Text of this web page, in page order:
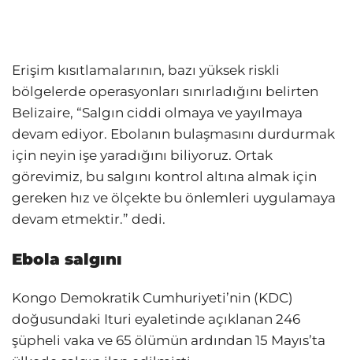
Erişim kısıtlamalarının, bazı yüksek riskli
bölgelerde operasyonları sınırladığını belirten
Belizaire, “Salgın ciddi olmaya ve yayılmaya
devam ediyor. Ebolanın bulaşmasını durdurmak
için neyin işe yaradığını biliyoruz. Ortak
görevimiz, bu salgını kontrol altına almak için
gereken hız ve ölçekte bu önlemleri uygulamaya
devam etmektir.” dedi.
Ebola salgını
Kongo Demokratik Cumhuriyeti’nin (KDC)
doğusundaki Ituri eyaletinde açıklanan 246
şüpheli vaka ve 65 ölümün ardından 15 Mayıs’ta